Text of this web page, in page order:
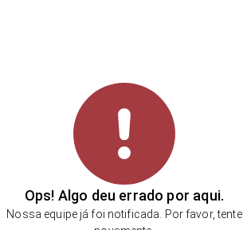
Ops! Algo deu errado por aqui.
Nossa equipe já foi notificada. Por favor, tente